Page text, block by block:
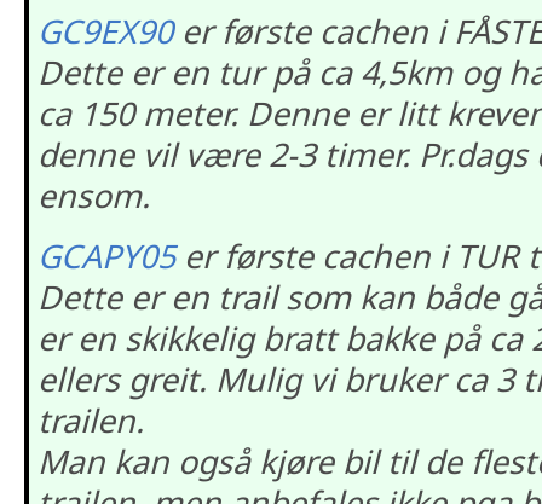
GC9EX90er første cachen i
Dette er en tur på ca 4,5km og
ca 150 meter. Denne er litt
denne vil være 2-3 timer.
ensom.
GCAPY05er første cachen i TUR
Dette er en trail som kan både
er en skikkelig bratt bakke på ca
ellers greit. Mulig vi bruker ca 3
trailen.
Man kan også kjøre bil til de